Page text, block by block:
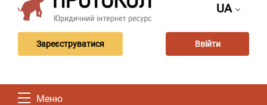
UA
Зареєструватися Ввійти
Меню